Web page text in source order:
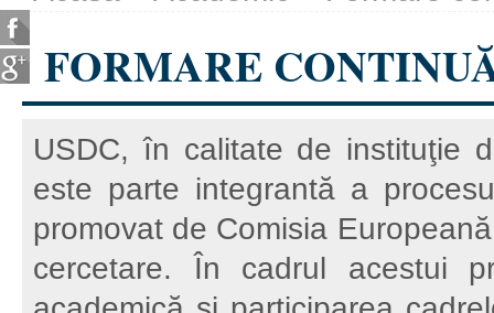
Eşti aici
FORMARE
USDC, în calitate de instituţie
este parte integrantă a
promovat de Comisia
cercetare. În cadrul acestui